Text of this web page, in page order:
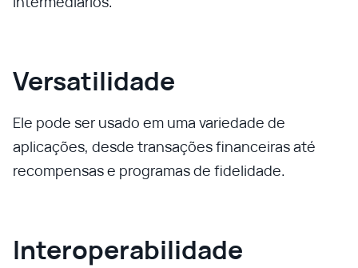
Versatilidade
Ele pode ser usado em uma variedade de
aplicações, desde transações financeiras até
recompensas e programas de fidelidade.
Interoperabilidade